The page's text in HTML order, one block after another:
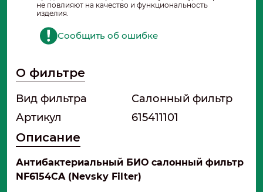
не повлияют на качество и функциональность
изделия.
Сообщить об ошибке
О фильтре
Вид фильтра
Салонный фильтр
Артикул
615411101
Описание
Антибактериальный БИО салонный фильтр
NF6154CA (Nevsky Filter)